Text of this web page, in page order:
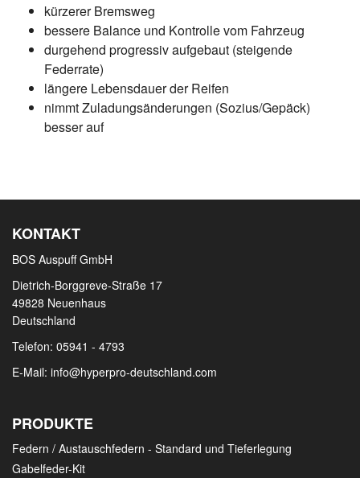
kürzerer Bremsweg
bessere Balance und Kontrolle vom Fahrzeug
durgehend progressiv aufgebaut (steigende
Federrate)
längere Lebensdauer der Reifen
nimmt Zuladungsänderungen (Sozius/Gepäck)
besser auf
KONTAKT
BOS Auspuff GmbH
Dietrich-Borggreve-Straße 17
49828 Neuenhaus
Deutschland
Telefon: 05941 - 4793
E-Mail: info@hyperpro-deutschland.com
PRODUKTE
Federn / Austauschfedern - Standard und Tieferlegung
Gabelfeder-Kit